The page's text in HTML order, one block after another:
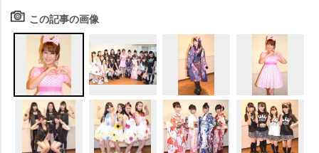
この記事の画像